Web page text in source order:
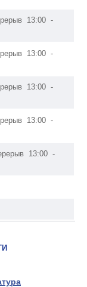
13:00 -
13:00 -
13:00 -
13:00 -
13:00 -